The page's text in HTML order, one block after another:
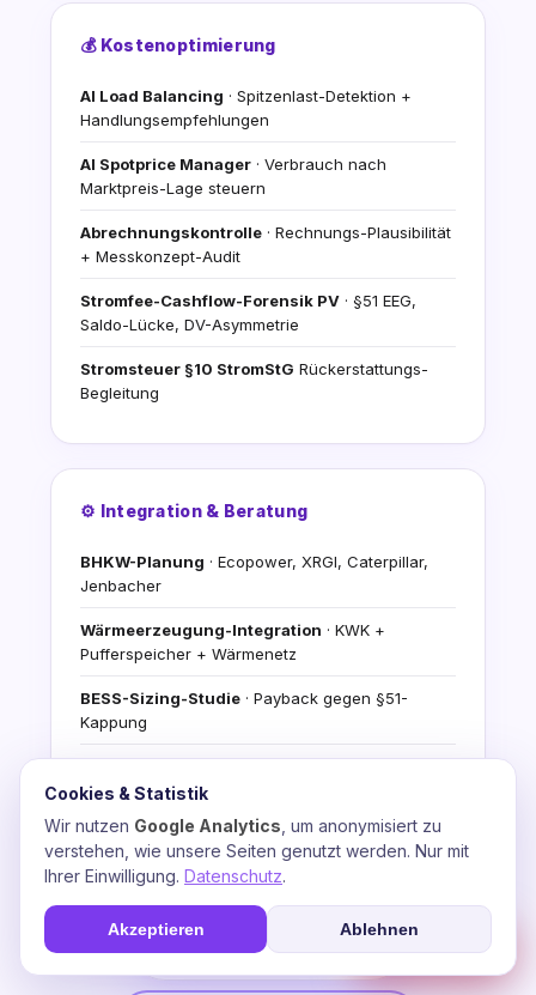
💬 Beratung anfragen
💰 Kostenoptimierung
AI Load Balancing · Spitzenlast-Detektion +
Handlungsempfehlungen
AI Spotprice Manager · Verbrauch nach
Marktpreis-Lage steuern
Abrechnungskontrolle · Rechnungs-Plausibilität
+ Messkonzept-Audit
Stromfee-Cashflow-Forensik PV · §51 EEG,
Saldo-Lücke, DV-Asymmetrie
Stromsteuer §10 StromStG Rückerstattungs-
Begleitung
⚙️ Integration & Beratung
BHKW-Planung · Ecopower, XRGI, Caterpillar,
Jenbacher
Wärmeerzeugung-Integration · KWK +
Pufferspeicher + Wärmenetz
BESS-Sizing-Studie · Payback gegen §51-
Kappung
Energiefluss-Analyse
Förderantrag-Begleitung· BAFA, BMDV,
progres.NRW, WELMO
Kostenlose Demo+ Erst-Beratungs-Konsultation
Cookies & Statistik
Wir nutzen Google Analytics , um anonymisiert zu
verstehen, wie unsere Seiten genutzt werden. Nur mit
Ihrer Einwilligung. Datenschutz.
Akzeptieren Ablehnen
☎